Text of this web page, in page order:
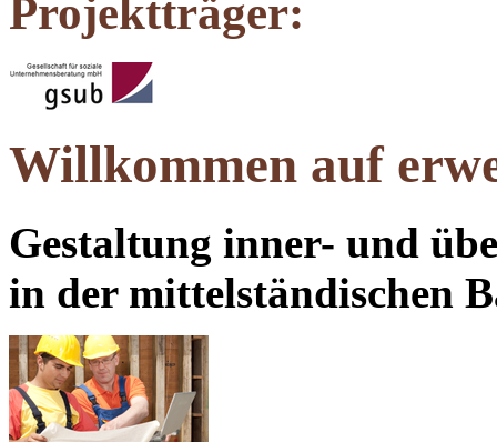
Projektträger:
Willkommen auf
Gestaltung inner- und
in der mittelständischen